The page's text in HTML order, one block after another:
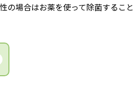
の場合はお薬を使って除菌すること